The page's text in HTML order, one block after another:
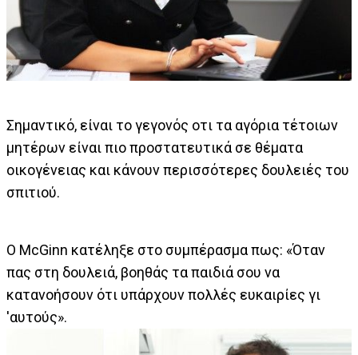
Σημαντικό, είναι το γεγονός οτι τα αγόρια τέτοιων
μητέρων είναι πιο προστατευτικά σε θέματα
οικογένειας και κάνουν περισσότερες δουλειές του
σπιτιού.
Ο McGinn κατέληξε στο συμπέρασμα πως: «Όταν
πας στη δουλειά, βοηθάς τα παιδιά σου να
κατανοήσουν ότι υπάρχουν πολλές ευκαιρίες γι
'αυτούς».